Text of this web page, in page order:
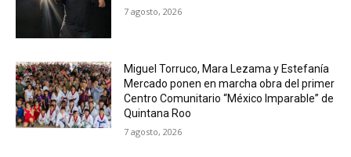
7 agosto, 2026
Miguel Torruco, Mara Lezama y Estefanía
Mercado ponen en marcha obra del primer
Centro Comunitario “México Imparable” de
Quintana Roo
7 agosto, 2026